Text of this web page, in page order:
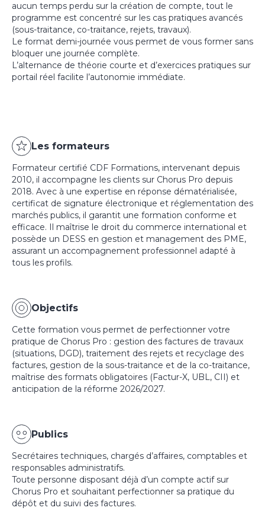
aucun temps perdu sur la création de compte, tout le
programme est concentré sur les cas pratiques avancés
(sous-traitance, co-traitance, rejets, travaux).
Le format demi-journée vous permet de vous former sans
bloquer une journée complète.
L’alternance de théorie courte et d’exercices pratiques sur
portail réel facilite l’autonomie immédiate.
Les formateurs
Formateur certifié CDF Formations, intervenant depuis
2010, il accompagne les clients sur Chorus Pro depuis
2018. Avec à une expertise en réponse dématérialisée,
certificat de signature électronique et réglementation des
marchés publics, il garantit une formation conforme et
efficace. Il maîtrise le droit du commerce international et
possède un DESS en gestion et management des PME,
assurant un accompagnement professionnel adapté à
tous les profils.
Objectifs
Cette formation vous permet de perfectionner votre
pratique de Chorus Pro : gestion des factures de travaux
(situations, DGD), traitement des rejets et recyclage des
factures, gestion de la sous-traitance et de la co-traitance,
maîtrise des formats obligatoires (Factur-X, UBL, CII) et
anticipation de la réforme 2026/2027.
Publics
Secrétaires techniques, chargés d’affaires, comptables et
responsables administratifs.
Toute personne disposant déjà d’un compte actif sur
Chorus Pro et souhaitant perfectionner sa pratique du
dépôt et du suivi des factures.